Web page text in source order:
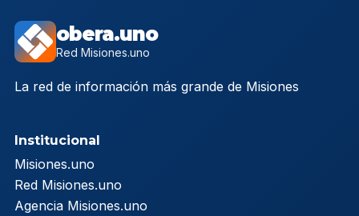
obera.uno
Red Misiones.uno
La red de información más grande de Misiones
Institucional
Misiones.uno
Red Misiones.uno
Agencia Misiones.uno